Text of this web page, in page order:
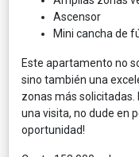
Ascensor
Mini cancha de
Este apartamento no
sino también una
zonas más
una visita, no dude en
oportunidad!